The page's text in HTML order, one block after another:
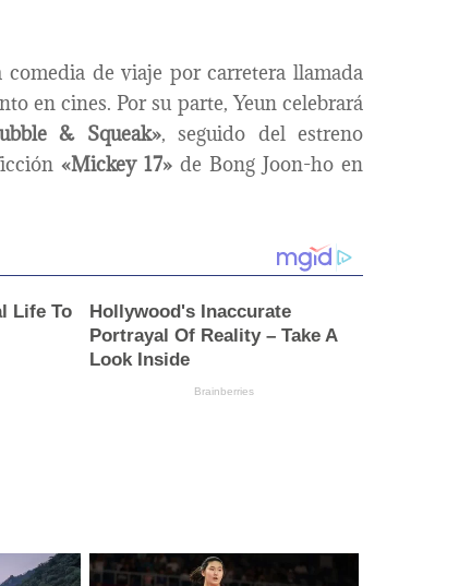
de viaje por carretera llamada
en cines. Por su parte, Yeun celebrará
& Squeak», seguido del estreno
«Mickey 17» de Bong Joon-ho en